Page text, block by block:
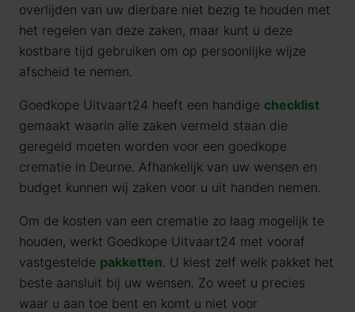
overlijden van uw dierbare niet bezig te houden met
het regelen van deze zaken, maar kunt u deze
kostbare tijd gebruiken om op persoonlijke wijze
afscheid te nemen.
Goedkope Uitvaart24 heeft een handige checklist
gemaakt waarin alle zaken vermeld staan die
geregeld moeten worden voor een goedkope
crematie in Deurne. Afhankelijk van uw wensen en
budget kunnen wij zaken voor u uit handen nemen.
Om de kosten van een crematie zo laag mogelijk te
houden, werkt Goedkope Uitvaart24 met vooraf
vastgestelde pakketten. U kiest zelf welk pakket het
beste aansluit bij uw wensen. Zo weet u precies
waar u aan toe bent en komt u niet voor